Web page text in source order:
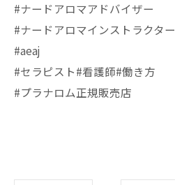
#ナードアロマアドバイザー
#ナードアロマインストラクター
#aeaj
#セラピスト#看護師#働き方
#プラナロム正規販売店